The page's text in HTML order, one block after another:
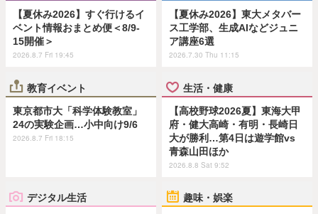
【夏休み2026】すぐ行けるイ
ベント情報おまとめ便＜8/9-
15開催＞
2026.8.7 Fri 19:45
【夏休み2026】東大メタバー
ス工学部、生成AIなどジュニ
ア講座6選
2026.7.30 Thu 11:15
教育イベント
東京都市大「科学体験教室」
24の実験企画…小中向け9/6
2026.8.7 Fri 18:15
生活・健康
【高校野球2026夏】東海大甲
府・健大高崎・有明・長崎日
大が勝利…第4日は遊学館vs
青森山田ほか
2026.8.8 Sat 9:52
デジタル生活 趣味・娯楽